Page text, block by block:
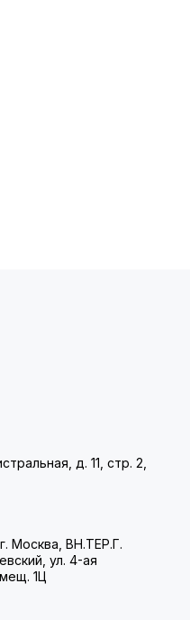
д. 11, стр. 2,
Москва, ВН.ТЕР.Г.
ул. 4-ая
1Ц